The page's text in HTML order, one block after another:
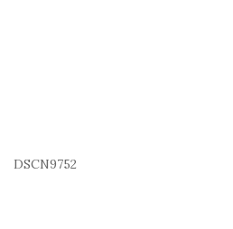
DSCN9752